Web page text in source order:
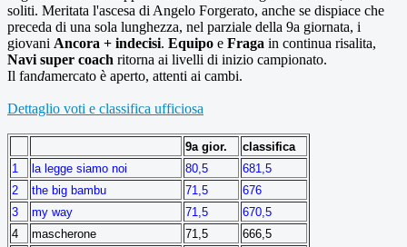
soliti. Meritata l'ascesa di Angelo Forgerato, anche se dispiace che
preceda di una sola lunghezza, nel parziale della 9a giornata, i
giovani Ancora + indecisi. Equipo e Fraga in continua risalita,
Navi super coach ritorna ai livelli di inizio campionato.
Il fandamercato è aperto, attenti ai cambi.
Dettaglio voti e classifica ufficiosa
9a gior.
classifica
1
la legge siamo noi 80,5
681,5
2
the big bambu 71,5
676
3
my way 71,5
670,5
4
mascherone 71,5
666,5